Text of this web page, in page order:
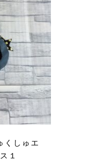
くしゅエ
１